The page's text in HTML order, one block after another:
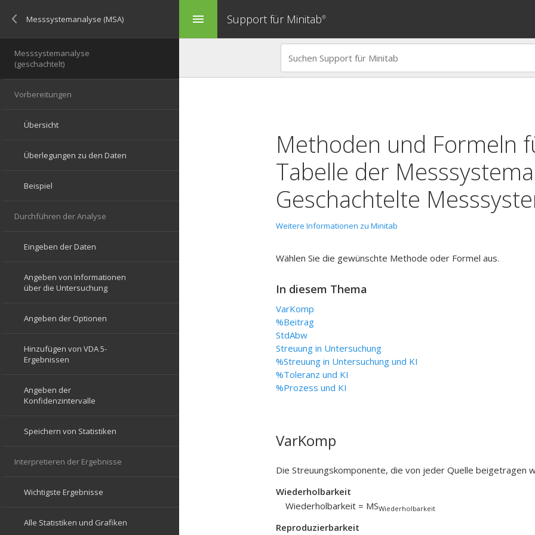
menu Support für Minitab®
Methoden und Formeln
Tabelle der
Geschachtelte
Weitere Informationen zu Minitab
Wählen Sie die gewünschte Methode oder Formel aus.
In diesem Thema
VarKomp
%Beitrag
StdAbw
Streuung in Untersuchung
%Streuung in Untersuchung und KI
%Toleranz und KI
%Prozess und KI
VarKomp
Die Streuungskomponente, die von jeder Quelle beigetragen
Wiederholbarkeit
Wiederholbarkeit = MSWiederholbarkeit
Reproduzierbarkeit